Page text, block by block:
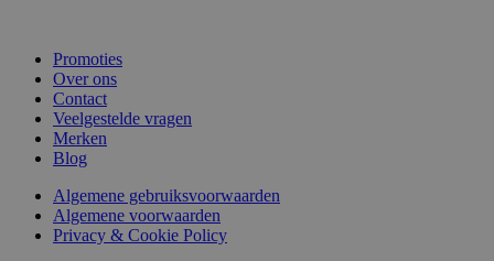
Promoties
Over ons
Contact
Veelgestelde vragen
Merken
Blog
Algemene gebruiksvoorwaarden
Algemene voorwaarden
Privacy & Cookie Policy